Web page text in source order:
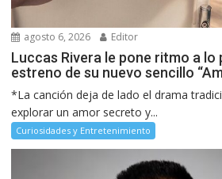
agosto 6, 2026 Editor
Luccas Rivera le pone ritmo a lo
estreno de su nuevo sencillo
*La canción deja de lado el drama
explorar un amor secreto y...
Curiosidades y Entretenimiento